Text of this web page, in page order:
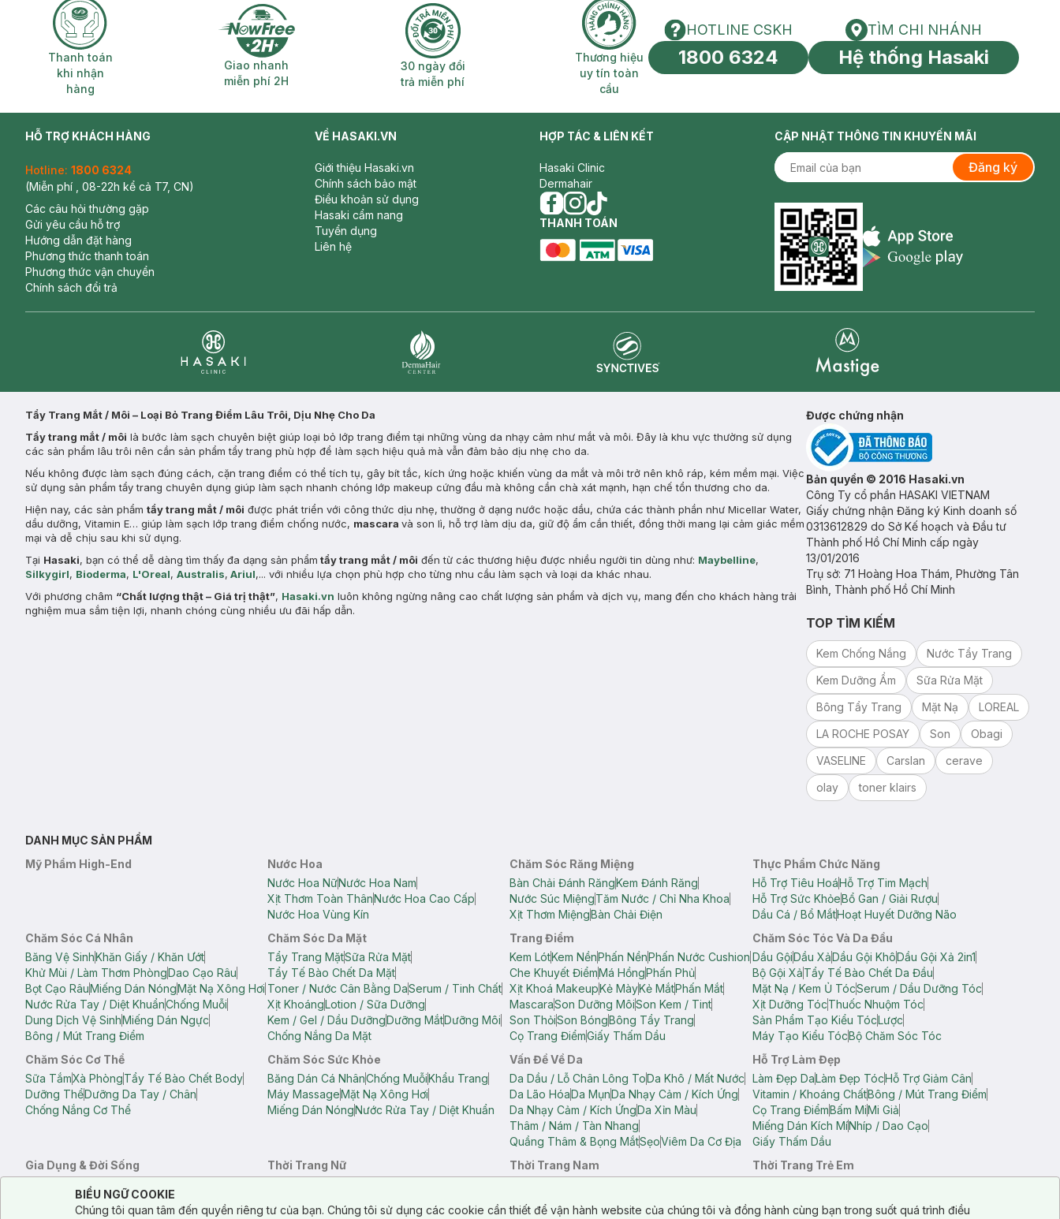
Thanh toán khi nhận hàng
Thanh toán
khi nhận
hàng
Giao nhanh miễn phí 2H
Giao nhanh
miễn phí 2H
30 ngày đổi trả miễn phí
30 ngày đổi
trả miễn phí
Thương hiệu uy tín toàn cầu
Thương hiệu
uy tín toàn
cầu
HOTLINE CSKH
HOTLINE CSKH
1800 6324
Tìm chi nhánh
TÌM CHI NHÁNH
Hệ thống Hasaki
HỖ TRỢ KHÁCH HÀNG
Hotline: 1800 6324
(Miễn phí , 08-22h kể cả T7, CN)
Các câu hỏi thường gặp
Gửi yêu cầu hỗ trợ
Hướng dẫn đặt hàng
Phương thức thanh toán
Phương thức vận chuyển
Chính sách đổi trả
VỀ HASAKI.VN
Giới thiệu Hasaki.vn
Chính sách bảo mật
Điều khoản sử dụng
Hasaki cẩm nang
Tuyển dụng
Liên hệ
HỢP TÁC & LIÊN KẾT
Hasaki Clinic
Dermahair
facebook
instagram
tiktok
THANH TOÁN
CẬP NHẬT THÔNG TIN KHUYẾN MÃI
Đăng ký
Appstore icon
Tẩy Trang Mắt / Môi – Loại Bỏ Trang Điểm Lâu Trôi, Dịu Nhẹ Cho Da
Tẩy trang mắt / môi là bước làm sạch chuyên biệt giúp loại bỏ lớp trang điểm tại những vùng da nhạy cảm như mắt và môi. Đây là khu vực thường sử dụng
các sản phẩm lâu trôi nên cần sản phẩm tẩy trang phù hợp để làm sạch hiệu quả mà vẫn đảm bảo dịu nhẹ cho da.
Nếu không được làm sạch đúng cách, cặn trang điểm có thể tích tụ, gây bít tắc, kích ứng hoặc khiến vùng da mắt và môi trở nên khô ráp, kém mềm mại. Việc
sử dụng sản phẩm tẩy trang chuyên dụng giúp làm sạch nhanh chóng lớp makeup cứng đầu mà không cần chà xát mạnh, hạn chế tổn thương cho da.
Hiện nay, các sản phẩm tẩy trang mắt / môi được phát triển với công thức dịu nhẹ, thường ở dạng nước hoặc dầu, chứa các thành phần như Micellar Water,
dầu dưỡng, Vitamin E… giúp làm sạch lớp trang điểm chống nước, mascara và son lì, hỗ trợ làm dịu da, giữ độ ẩm cần thiết, đồng thời mang lại cảm giác mềm
mại và dễ chịu sau khi sử dụng.
Tại Hasaki, bạn có thể dễ dàng tìm thấy đa dạng sản phẩm tẩy trang mắt / môi đến từ các thương hiệu được nhiều người tin dùng như: Maybelline,
Silkygirl, Bioderma, L'Oreal, Australis, Ariul,... với nhiều lựa chọn phù hợp cho từng nhu cầu làm sạch và loại da khác nhau.
Với phương châm “Chất lượng thật – Giá trị thật”, Hasaki.vn luôn không ngừng nâng cao chất lượng sản phẩm và dịch vụ, mang đến cho khách hàng trải
nghiệm mua sắm tiện lợi, nhanh chóng cùng nhiều ưu đãi hấp dẫn.
Được chứng nhận
Bản quyền © 2016 Hasaki.vn
Công Ty cổ phần HASAKI VIETNAM
Giấy chứng nhận Đăng ký Kinh doanh số
0313612829 do Sở Kế hoạch và Đầu tư
Thành phố Hồ Chí Minh cấp ngày
13/01/2016
Trụ sở: 71 Hoàng Hoa Thám, Phường Tân
Bình, Thành phố Hồ Chí Minh
TOP TÌM KIẾM
Kem Chống Nắng
Nước Tẩy Trang
Kem Dưỡng Ẩm
Sữa Rửa Mặt
Bông Tẩy Trang
Mặt Nạ
LOREAL
LA ROCHE POSAY
Son
Obagi
VASELINE
Carslan
cerave
olay
toner klairs
DANH MỤC SẢN PHẨM
Mỹ Phẩm High-End
Nước Hoa
Nước Hoa NữNước Hoa Nam
Xịt Thơm Toàn ThânNước Hoa Cao Cấp
Nước Hoa Vùng Kín
Chăm Sóc Răng Miệng
Bàn Chải Đánh RăngKem Đánh Răng
Nước Súc MiệngTăm Nước / Chỉ Nha Khoa
Xịt Thơm MiệngBàn Chải Điện
Thực Phẩm Chức Năng
Hỗ Trợ Tiêu HoáHỗ Trợ Tim Mạch
Hỗ Trợ Sức KhỏeBổ Gan / Giải Rượu
Dầu Cá / Bổ MắtHoạt Huyết Dưỡng Não
Chăm Sóc Cá Nhân
Băng Vệ SinhKhăn Giấy / Khăn Ướt
Khử Mùi / Làm Thơm PhòngDao Cạo Râu
Bọt Cạo RâuMiếng Dán NóngMặt Nạ Xông Hơi
Nước Rửa Tay / Diệt KhuẩnChống Muỗi
Dung Dịch Vệ SinhMiếng Dán Ngực
Bông / Mút Trang Điểm
Chăm Sóc Da Mặt
Tẩy Trang MặtSữa Rửa Mặt
Tẩy Tế Bào Chết Da Mặt
Toner / Nước Cân Bằng DaSerum / Tinh Chất
Xịt KhoángLotion / Sữa Dưỡng
Kem / Gel / Dầu DưỡngDưỡng MắtDưỡng Môi
Chống Nắng Da Mặt
Trang Điểm
Kem LótKem NềnPhấn NềnPhấn Nước Cushion
Che Khuyết ĐiểmMá HồngPhấn Phủ
Xịt Khoá MakeupKẻ MàyKẻ MắtPhấn Mắt
MascaraSon Dưỡng MôiSon Kem / Tint
Son ThỏiSon BóngBông Tẩy Trang
Cọ Trang ĐiểmGiấy Thấm Dầu
Chăm Sóc Tóc Và Da Đầu
Dầu GộiDầu XảDầu Gội KhôDầu Gội Xả 2in1
Bộ Gội XảTẩy Tế Bào Chết Da Đầu
Mặt Nạ / Kem Ủ TócSerum / Dầu Dưỡng Tóc
Xịt Dưỡng TócThuốc Nhuộm Tóc
Sản Phẩm Tạo Kiểu TócLược
Máy Tạo Kiểu TócBộ Chăm Sóc Tóc
Chăm Sóc Cơ Thể
Sữa TắmXà PhòngTẩy Tế Bào Chết Body
Dưỡng ThểDưỡng Da Tay / Chân
Chống Nắng Cơ Thể
Chăm Sóc Sức Khỏe
Băng Dán Cá NhânChống MuỗiKhẩu Trang
Máy MassageMặt Nạ Xông Hơi
Miếng Dán NóngNước Rửa Tay / Diệt Khuẩn
Vấn Đề Về Da
Da Dầu / Lỗ Chân Lông ToDa Khô / Mất Nước
Da Lão HóaDa MụnDa Nhạy Cảm / Kích Ứng
Da Nhạy Cảm / Kích ỨngDa Xỉn Màu
Thâm / Nám / Tàn Nhang
Quầng Thâm & Bọng MắtSẹoViêm Da Cơ Địa
Hỗ Trợ Làm Đẹp
Làm Đẹp DaLàm Đẹp TócHỗ Trợ Giảm Cân
Vitamin / Khoáng ChấtBông / Mút Trang Điểm
Cọ Trang ĐiểmBấm MiMi Giả
Miếng Dán Kích MíNhíp / Dao Cạo
Giấy Thấm Dầu
Gia Dụng & Đời Sống
Bông Tắm / Phụ Kiện Tắm
Phụ Kiện Điện Thoại Quạt Cầm Tay / Quạt Mini
Khử Mùi / Làm Thơm PhòngNước GiặtNước Xả
Thời Trang Nữ
Quần Lót NữQuần Short Nữ
Thời Trang Nam
Thời Trang Trẻ Em
Cookie Consent
Notice about cookies usage
BIỂU NGỮ COOKIE
Chúng tôi quan tâm đến quyền riêng tư của bạn. Chúng tôi sử dụng các cookie cần thiết để vận hành website của chúng tôi và đồng hành cùng bạn trong suốt quá trình điều